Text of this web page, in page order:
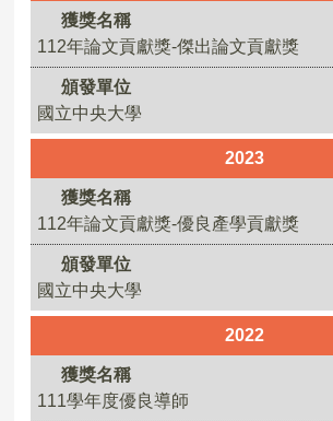
獲獎名稱
112年論文貢獻獎-傑出論文貢獻獎
頒發單位
國立中央大學
2023
獲獎名稱
112年論文貢獻獎-優良產學貢獻獎
頒發單位
國立中央大學
2022
獲獎名稱
111學年度優良導師